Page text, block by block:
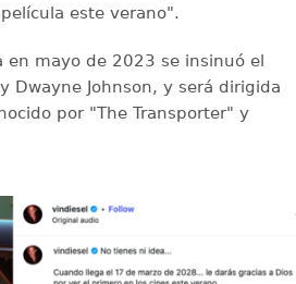
este verano".
en mayo de 2023 se insinuó el
Dwayne Johnson, y será dirigida
por "The Transporter" y